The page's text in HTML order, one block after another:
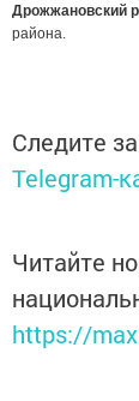
Дрожжановский
района.
Следите
Telegram-
Читайте
https://